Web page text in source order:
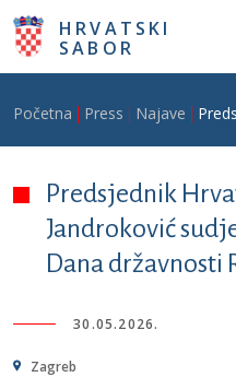
Skoči na glavni sadržaj
HRVATSKI
SABOR
Breadcrumb
Početna Press Najave
Predsjednik
Jandroković
Dana državnosti
30.05.2026.
Zagreb